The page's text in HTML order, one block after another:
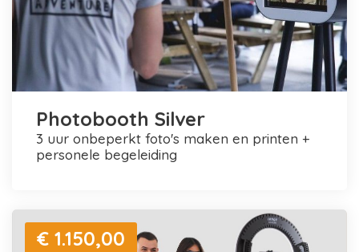
Photobooth Silver
3 uur onbeperkt foto's maken en printen +
personele begeleiding
€ 1.150,00